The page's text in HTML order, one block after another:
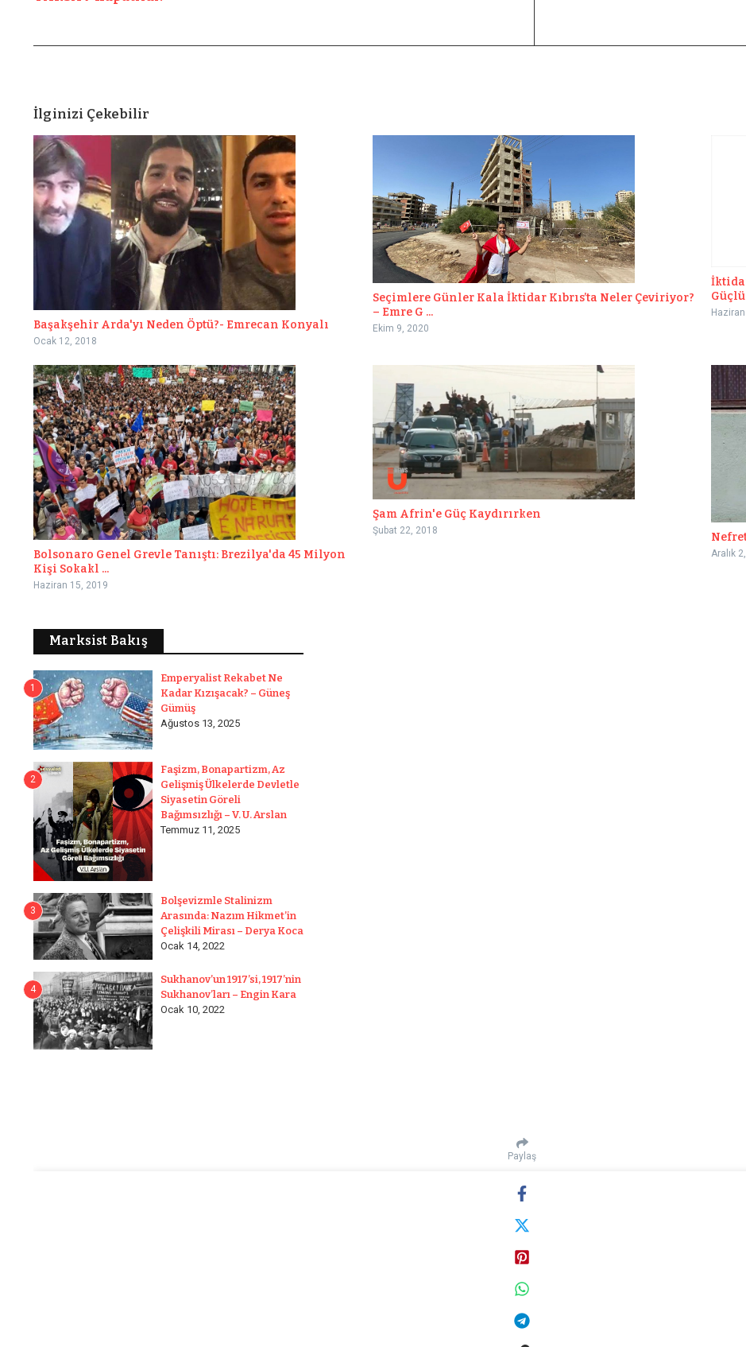
İlginizi Çekebilir
Başakşehir Arda'yı Neden Öptü?- Emrecan Konyalı
Ocak 12, 2018
Seçimlere Günler Kala İktidar Kıbrıs’ta Neler Çeviriyor?
– Emre G ...
Ekim 9, 2020
Güçlü
Bolsonaro Genel Grevle Tanıştı: Brezilya'da 45 Milyon
Kişi Sokakl ...
Haziran 15, 2019
Şam Afrin'e Güç Kaydırırken
Şubat 22, 2018
Aralık
Marksist Bakış
1
Emperyalist Rekabet Ne
Kadar Kızışacak? – Güneş
Gümüş
Ağustos 13, 2025
2
Faşizm, Bonapartizm, Az
Gelişmiş Ülkelerde Devletle
Siyasetin Göreli
Bağımsızlığı – V. U. Arslan
Temmuz 11, 2025
3
Bolşevizmle Stalinizm
Arasında: Nazım Hikmet’in
Çelişkili Mirası – Derya Koca
Ocak 14, 2022
4
Sukhanov’un 1917’si, 1917’nin
Sukhanov’ları – Engin Kara
Ocak 10, 2022
Paylaş